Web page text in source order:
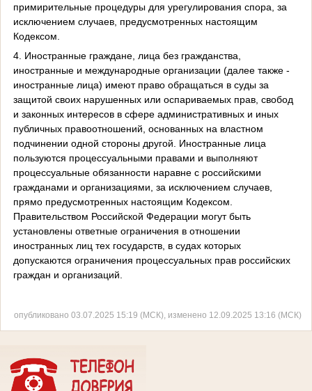
примирительные процедуры для урегулирования спора, за
исключением случаев, предусмотренных настоящим
Кодексом.
4. Иностранные граждане, лица без гражданства,
иностранные и международные организации (далее также -
иностранные лица) имеют право обращаться в суды за
защитой своих нарушенных или оспариваемых прав, свобод
и законных интересов в сфере административных и иных
публичных правоотношений, основанных на властном
подчинении одной стороны другой. Иностранные лица
пользуются процессуальными правами и выполняют
процессуальные обязанности наравне с российскими
гражданами и организациями, за исключением случаев,
прямо предусмотренных настоящим Кодексом.
Правительством Российской Федерации могут быть
установлены ответные ограничения в отношении
иностранных лиц тех государств, в судах которых
допускаются ограничения процессуальных прав российских
граждан и организаций.
опубликовано 03.07.2025 15:19 (МСК), изменено 12.09.2025 13:16 (МСК)